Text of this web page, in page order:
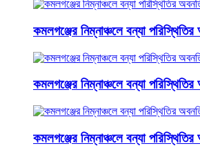
কমলগঞ্জের নিম্নাঞ্চলে বন্যা
কমলগঞ্জের নিম্নাঞ্চলে বন্যা
কমলগঞ্জের নিম্নাঞ্চলে বন্যা